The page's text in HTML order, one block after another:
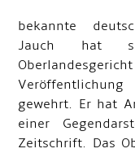
bekannte
Jauch hat
gewehrt. Er hat
einer
Zeitschrift. Das